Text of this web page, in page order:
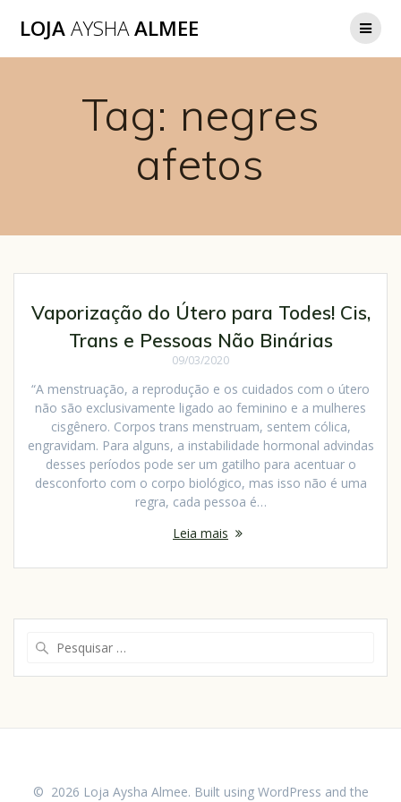
LOJAAYSHAALMEE
Tag: negres
afetos
Vaporização do Útero para Todes! Cis,
Trans e Pessoas Não Binárias
09/03/2020
“A menstruação, a reprodução e os cuidados com o útero
não são exclusivamente ligado ao feminino e a mulheres
cisgênero. Corpos trans menstruam, sentem cólica,
engravidam. Para alguns, a instabilidade hormonal advindas
desses períodos pode ser um gatilho para acentuar o
desconforto com o corpo biológico, mas isso não é uma
regra, cada pessoa é…
Leia mais
© 2026 Loja Aysha Almee. Built using WordPress and the